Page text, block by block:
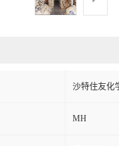
沙特住友化
MH